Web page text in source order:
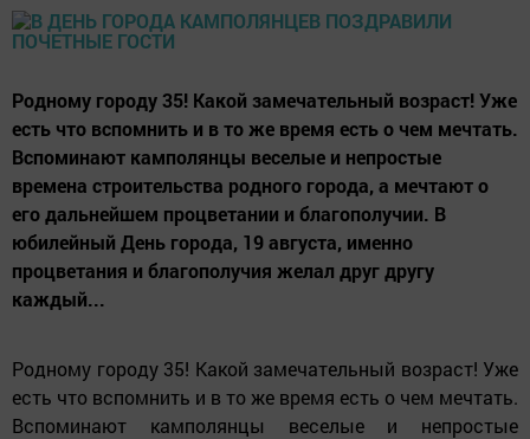
Родному городу 35! Какой замечательный возраст! Уже
есть что вспомнить и в то же время есть о чем мечтать.
Вспоминают камполянцы веселые и непростые
времена строительства родного города, а мечтают о
его дальнейшем процветании и благополучии. В
юбилейный День города, 19 августа, именно
процветания и благополучия желал друг другу
каждый...
Родному городу 35! Какой замечательный возраст! Уже
есть что вспомнить и в то же время есть о чем мечтать.
Вспоминают камполянцы веселые и непростые